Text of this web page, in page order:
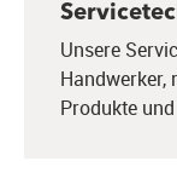
Unsere
Handwerker,
Produkte